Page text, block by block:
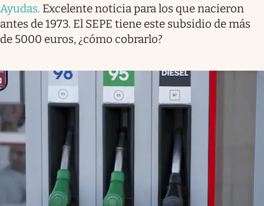
Ayudas. Excelente noticia para los que nacieron
antes de 1973. El SEPE tiene este subsidio de más
de 5000 euros, ¿cómo cobrarlo?